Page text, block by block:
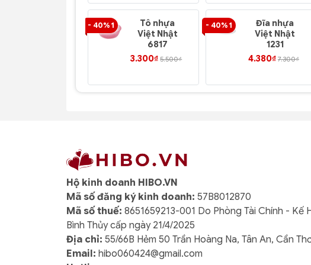
- 40% 1
Tô nhựa
Việt Nhật
6817
3.300₫ 5.500₫
- 40% 1
Đĩa nhựa
Việt Nhật
1231
4.380₫ 7.300₫
Hộ kinh doanh HIBO.VN
Mã số đăng ký kinh doanh: 57B8012870
Mã số thuế: 8651659213-001 Do Phòng Tài Chính - Kế
Bình Thủy cấp ngày 21/4/2025
Địa chỉ: 55/66B Hẻm 50 Trần Hoàng Na, Tân An, Cần
Email: hibo060424@gmail.com